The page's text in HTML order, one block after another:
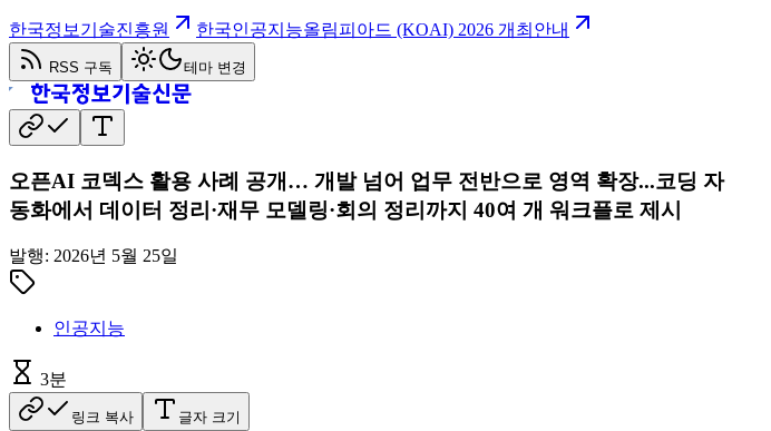
한국정보기술진흥원 한국인공지능올림피아드 (KOAI) 2026 개최안내
RSS 구독 테마 변경
오픈AI 코덱스 활용 사례 공개… 개발 넘어 업무 전반으로 영역 확장...코딩 자
동화에서 데이터 정리·재무 모델링·회의 정리까지 40여 개 워크플로 제시
발행: 2026년 5월 25일
인공지능
3분
링크 복사 글자 크기